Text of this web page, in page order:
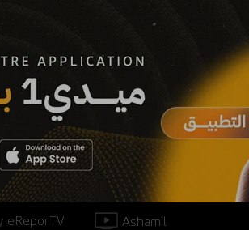
Ashamil
eReporTV